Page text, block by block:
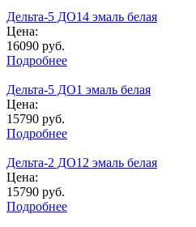
Дельта-5 ДО14 эмаль белая
Цена:
16090 руб.
Подробнее
Дельта-5 ДО1 эмаль белая
Цена:
15790 руб.
Подробнее
Дельта-2 ДО12 эмаль белая
Цена:
15790 руб.
Подробнее